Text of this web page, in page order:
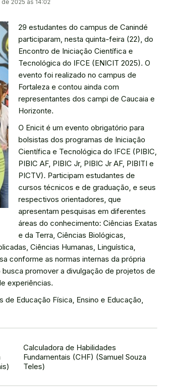
2025 às 14:02
29 estudantes do campus de Canindé
participaram, nesta quinta-feira (22), do
Encontro de Iniciação Científica e
Tecnológica do IFCE (ENICIT 2025). O
evento foi realizado no campus de
Fortaleza e contou ainda com
representantes dos campi de Caucaia e
Horizonte.
O Enicit é um evento obrigatório para
bolsistas dos programas de Iniciação
Científica e Tecnológica do IFCE (PIBIC,
PIBIC AF, PIBIC Jr, PIBIC Jr AF, PIBITI e
PICTV). Participam estudantes de
cursos técnicos e de graduação, e seus
respectivos orientadores, que
apresentam pesquisas em diferentes
áreas do conhecimento: Ciências Exatas
e da Terra, Ciências Biológicas,
Ciências Humanas, Linguística,
conforme as normas internas da própria
promover a divulgação de projetos de
experiências.
Educação Física, Ensino e Educação,
Calculadora de Habilidades
Fundamentais (CHF) (Samuel Souza
Teles)